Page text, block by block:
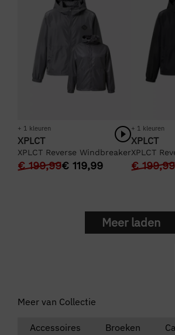
+ 1 kleuren
XPLCT
XPLCT Reverse Windbreaker
€199,99€ 119,99
+ 1 kleuren
XPLCT
XPLCT
€199,99
Meer laden
Meer van Collectie
Accessoires Broeken